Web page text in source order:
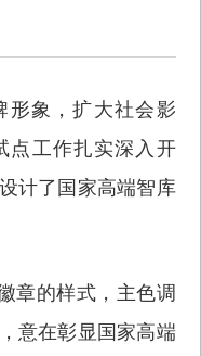
形象，扩大社会影
点工作扎实深入开
计了国家高端智库
章的样式，主色调
意在彰显国家高端